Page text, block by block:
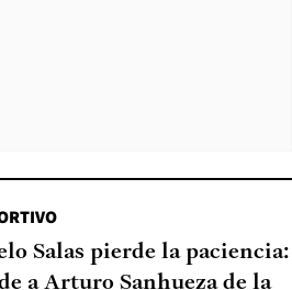
Salas pierde la paciencia:
a Arturo Sanhueza de la